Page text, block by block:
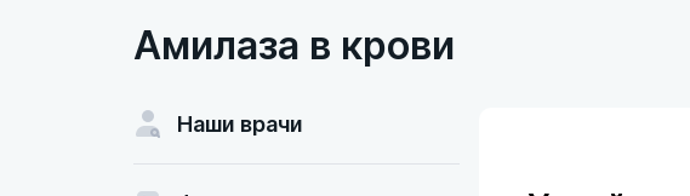
Амилаза в крови
Наши врачи